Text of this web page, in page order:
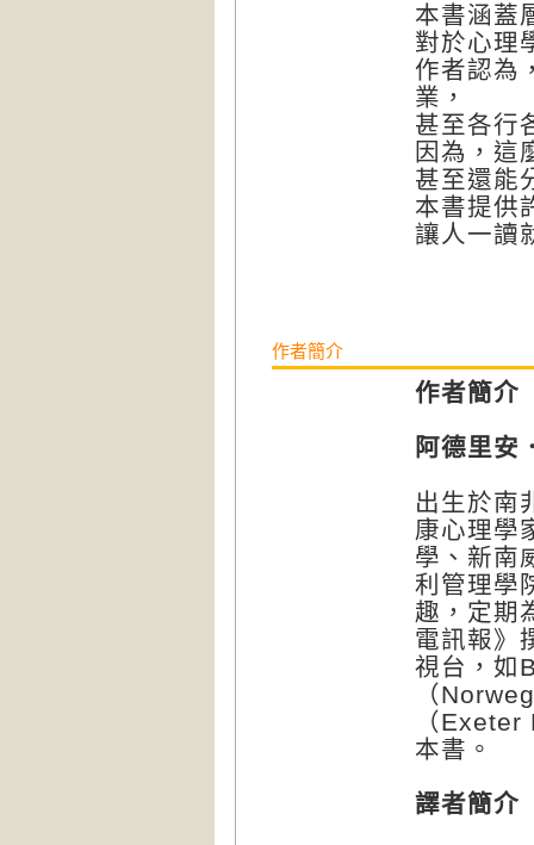
本書涵蓋
對於心理
作者認為
業，
甚至各行
因為，這
甚至還能
本書提供
讓人一讀
作者簡介
作者簡介
阿德里
出生於南
康心理學
學、新南
利管理學
趣，定期
電訊報》
視台，如
（
（
本書。
譯者簡介